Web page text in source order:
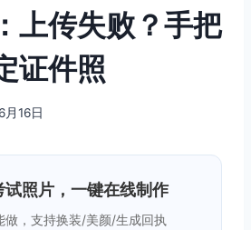
上传失败？手把
证件照
月16日
照片，一键在线制作
做，支持换装/美颜/生成回执